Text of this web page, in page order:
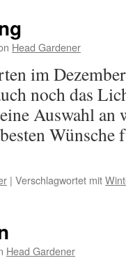
Head Gardener
im
noch das
Auswahl an
| Verschlagwortet mit
Head Gardener